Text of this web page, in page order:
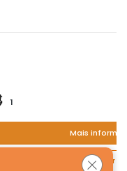
1
Mais
Quero agendar